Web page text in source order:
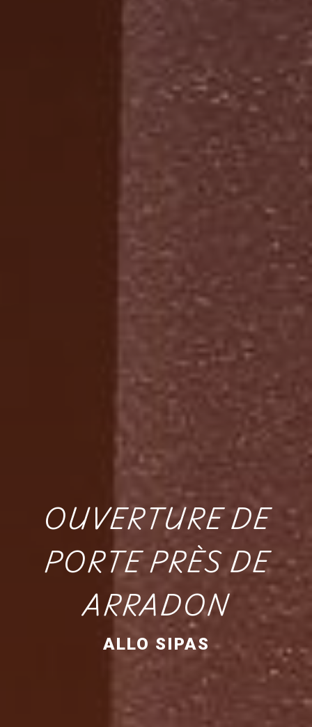
OUVERTURE DE
PORTE PRÈS DE
ARRADON
ALLO SIPAS